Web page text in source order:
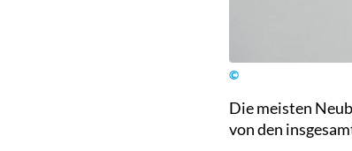
©
Die meisten
von den